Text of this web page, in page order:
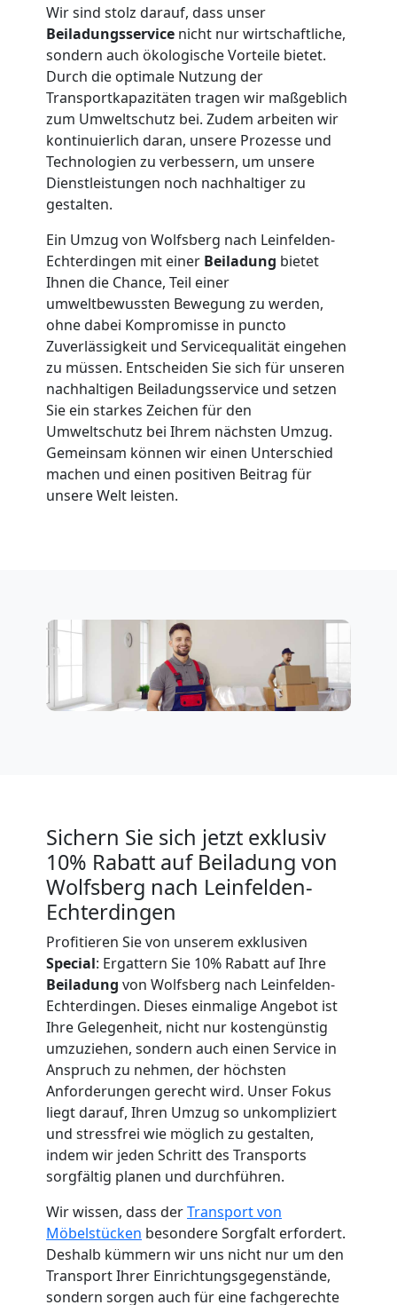
Wir sind stolz darauf, dass unser
Beiladungsservice nicht nur wirtschaftliche,
sondern auch ökologische Vorteile bietet.
Durch die optimale Nutzung der
Transportkapazitäten tragen wir maßgeblich
zum Umweltschutz bei. Zudem arbeiten wir
kontinuierlich daran, unsere Prozesse und
Technologien zu verbessern, um unsere
Dienstleistungen noch nachhaltiger zu
gestalten.
Ein Umzug von Wolfsberg nach Leinfelden-
Echterdingen mit einer Beiladung bietet
Ihnen die Chance, Teil einer
umweltbewussten Bewegung zu werden,
ohne dabei Kompromisse in puncto
Zuverlässigkeit und Servicequalität eingehen
zu müssen. Entscheiden Sie sich für unseren
nachhaltigen Beiladungsservice und setzen
Sie ein starkes Zeichen für den
Umweltschutz bei Ihrem nächsten Umzug.
Gemeinsam können wir einen Unterschied
machen und einen positiven Beitrag für
unsere Welt leisten.
Sichern Sie sich jetzt exklusiv
10% Rabatt auf Beiladung von
Wolfsberg nach Leinfelden-
Echterdingen
Profitieren Sie von unserem exklusiven
Special: Ergattern Sie 10% Rabatt auf Ihre
Beiladung von Wolfsberg nach Leinfelden-
Echterdingen. Dieses einmalige Angebot ist
Ihre Gelegenheit, nicht nur kostengünstig
umzuziehen, sondern auch einen Service in
Anspruch zu nehmen, der höchsten
Anforderungen gerecht wird. Unser Fokus
liegt darauf, Ihren Umzug so unkompliziert
und stressfrei wie möglich zu gestalten,
indem wir jeden Schritt des Transports
sorgfältig planen und durchführen.
Wir wissen, dass derTransport von
Möbelstücken besondere Sorgfalt erfordert.
Deshalb kümmern wir uns nicht nur um den
Transport Ihrer Einrichtungsgegenstände,
sondern sorgen auch für eine fachgerechte
Umzug
für
Senioren
Wolfsberg
Fernumzug
Wolfsberg
Firmenumzug
Wolfsberg
Büroumzug
Wolfsberg
Tragehilfe
Kleiner
Umzug
Wolfsberg
Küchenumzug
Wolfsberg
Umzug
und
Lagerung
Wolfsberg